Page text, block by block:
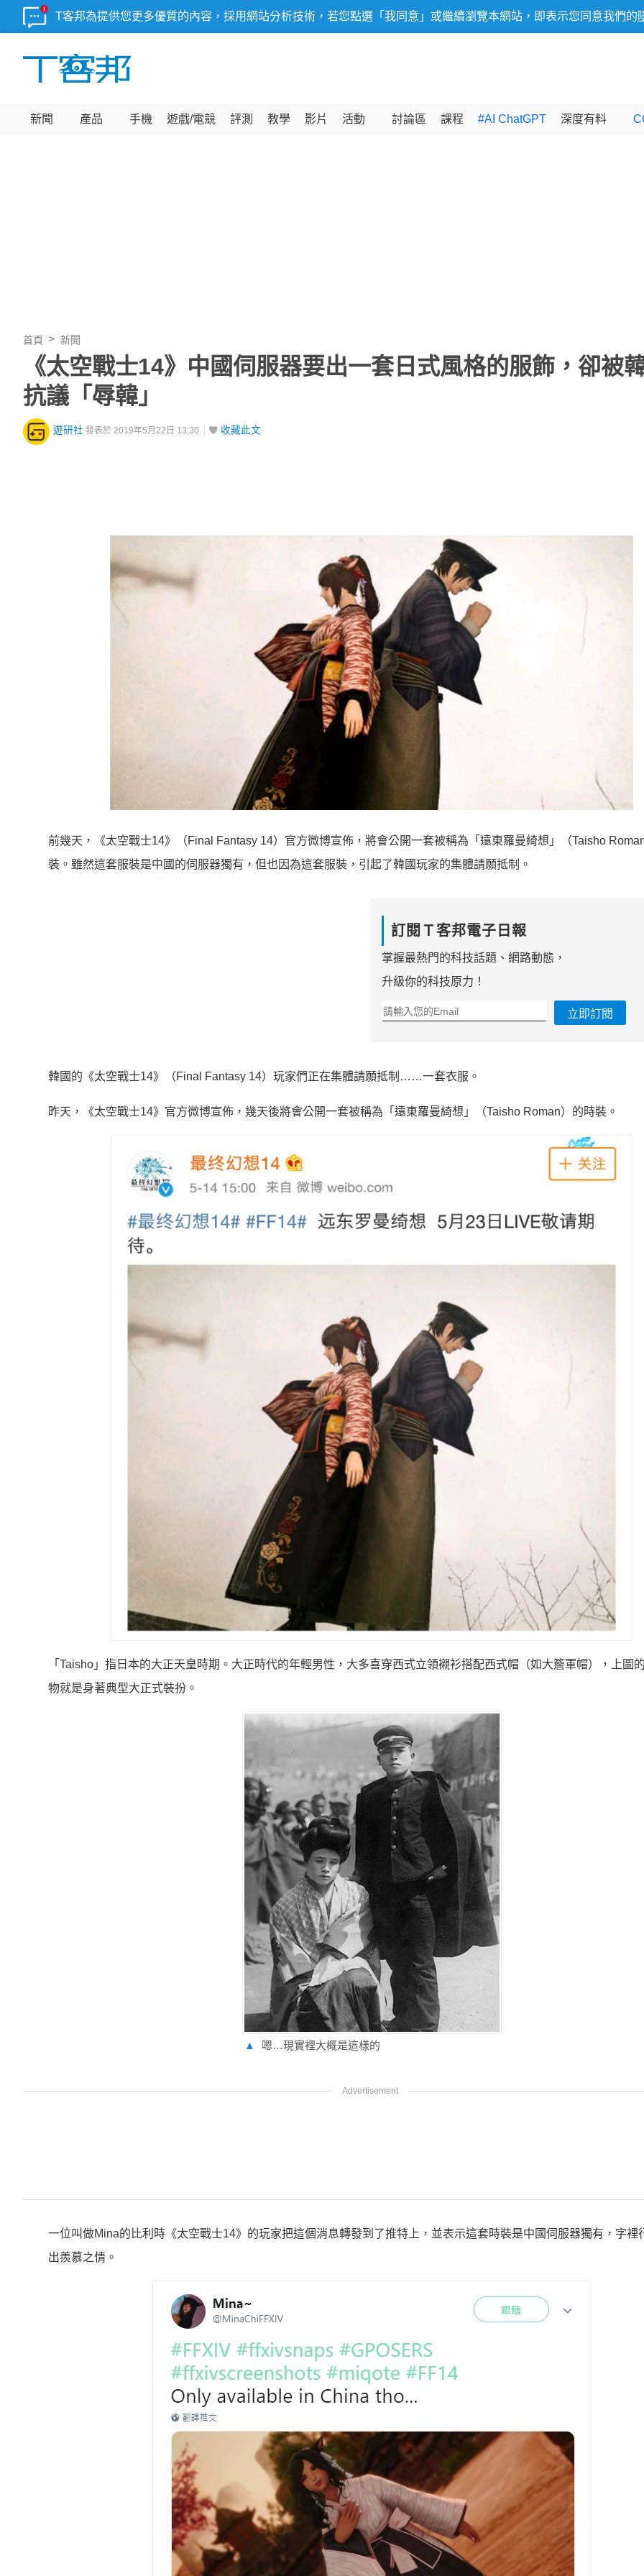
T客邦為提供您更多優質的內容，採用網站分析技術，若您點選「我同意」或繼續瀏覽本網站，即表示您同意我們的
新聞 產品 手機 遊戲/電競 評測 教學 影片 活動 討論區 課程 #AI ChatGPT 深度有料
首頁 新聞
《太空戰士14》中國伺服器要出一套日式風格的服飾，卻被
抗議「辱韓」
遊研社 發表於 2019年5月22日 13:30 收藏此文
前幾天，《太空戰士14》（Final Fantasy 14）官方微博宣佈，將會公開一套被稱為「遠東羅曼綺想」（Taisho
裝。雖然這套服裝是中國的伺服器獨有，但也因為這套服裝，引起了韓國玩家的集體請願抵制。
訂閱Ｔ客邦電子日報
掌握最熱門的科技話題、網路動態，
升級你的科技原力！
立即訂閱
韓國的《太空戰士14》（Final Fantasy 14）玩家們正在集體請願抵制……一套衣服。
昨天，《太空戰士14》官方微博宣佈，幾天後將會公開一套被稱為「遠東羅曼綺想」（Taisho Roman）的時裝。
「Taisho」指日本的大正天皇時期。大正時代的年輕男性，大多喜穿西式立領襯衫搭配西式帽（如大簷軍帽），上圖
物就是身著典型大正式裝扮。
▲ 嗯…現實裡大概是這樣的
一位叫做Mina的比利時《太空戰士14》的玩家把這個消息轉發到了推特上，並表示這套時裝是中國伺服器獨有，字裡
出羨慕之情。